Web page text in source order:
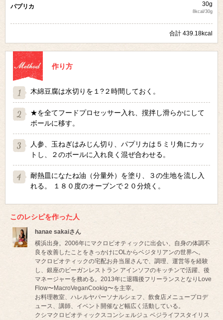
パプリカ 30g
8kcal/30g
合計 439.18kcal
作り方
木綿豆腐は水切りを１?２時間しておく。
★を全てフードプロセッサー入れ、撹拌し滑らかにして
ボールに移す。
人参、玉ねぎはみじん切り、パプリカは５ミリ角にカッ
トし、２のボールに入れ良く混ぜ合わせる。
耐熱皿になたね油（分量外）を塗り、３の生地を流し入
れる。 １８０度のオーブンで２０分焼く。
このレシピを作った人
hanae sakaiさん
横浜出身。2006年にマクロビオティックに出会い、自身の体調不
良を改善したことをきっかけにOLからベジタリアンの世界へ。
マクロビオティックの宅配お弁当屋さんで、調理、運営等を経験
し、銀座のビーガンレストラン アインソフのキッチンで活躍、後
マネージャーを務める。2013年に退職後フリーランスとなりLove
Flow〜MacroVeganCookig〜を主宰。
お料理教室、ハレルヤパーソナルシェフ、飲食店メニュープロデ
ュース、講師、イベント開催など幅広く活動している。
クシマクロビオティックスコンシェルジュ ベジライフスタイリス